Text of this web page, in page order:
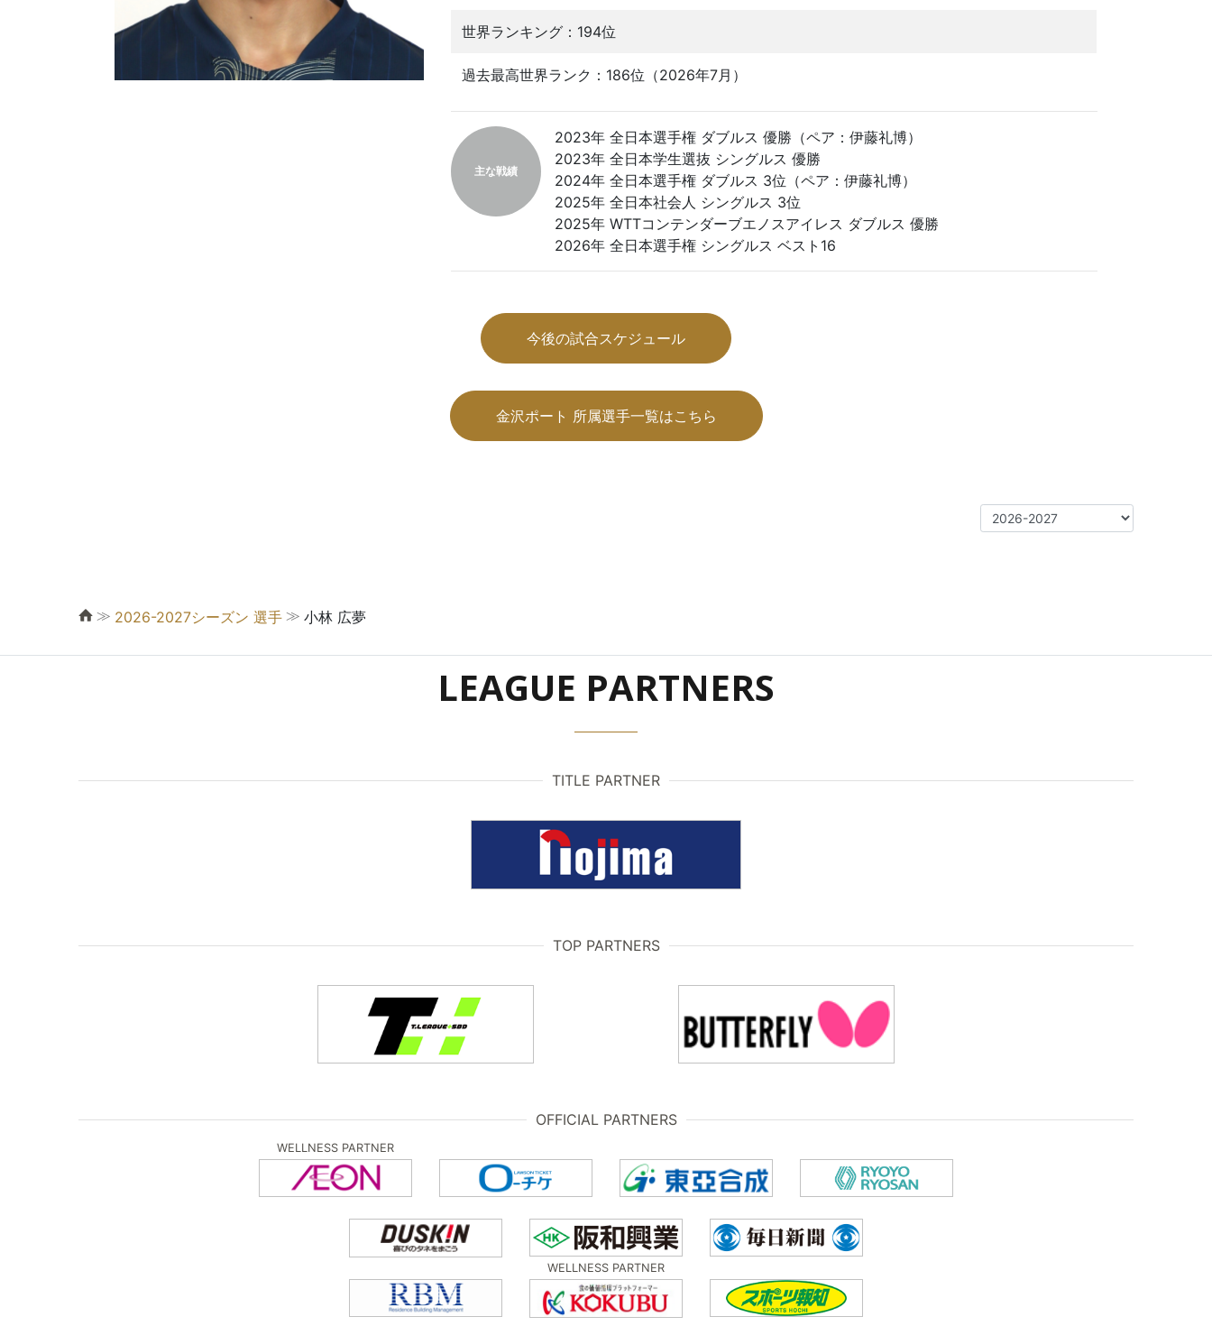
世界ランキング：194位
過去最高世界ランク：186位（2026年7月）
主な戦績
2023年 全日本選手権 ダブルス 優勝（ペア：伊藤礼博）
2023年 全日本学生選抜 シングルス 優勝
2024年 全日本選手権 ダブルス 3位（ペア：伊藤礼博）
2025年 全日本社会人 シングルス 3位
2025年 WTTコンテンダーブエノスアイレス ダブルス 優勝
2026年 全日本選手権 シングルス ベスト16
今後の試合スケジュール
金沢ポート 所属選手一覧はこちら
≫ 2026-2027シーズン 選手 ≫ 小林 広夢
LEAGUE PARTNERS
TITLE PARTNER
TOP PARTNERS
OFFICIAL PARTNERS
WELLNESS PARTNER
WELLNESS PARTNER